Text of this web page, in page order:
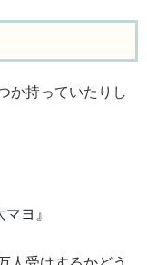
か持っていたりし
ヨ』